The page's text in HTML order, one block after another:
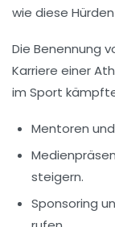
wie diese
Die Benennung
Karriere einer
im Sport
Mentoren
steigern.
Sponsoring